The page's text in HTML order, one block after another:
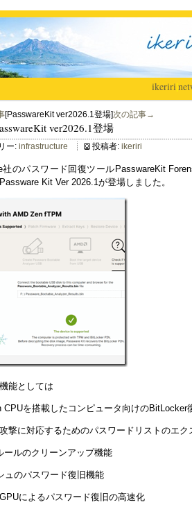
ikeriri|
[PasswareKit ver2026.1登場]次の記事→
ver2026.1登場
ー: infrastructure 投稿者: ikeriri
社のパスワード回復ツールPasswareKit
Kit Ver 2026.1が登場しました。
能としては
CPUを搭載したコンピュータ向けのBitLocker
撃に対応するためのパスワードリストのエク
ールのクリーンアップ機能
ュのパスワード復旧機能
によるパスワード復旧の高速化